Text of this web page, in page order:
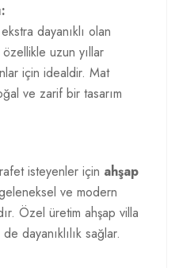
dayanıklı olan
uzun yıllar
için idealdir. Mat
ve zarif bir tasarım
isteyenler için ahşap
ve modern
Özel üretim ahşap villa
dayanıklılık sağlar.